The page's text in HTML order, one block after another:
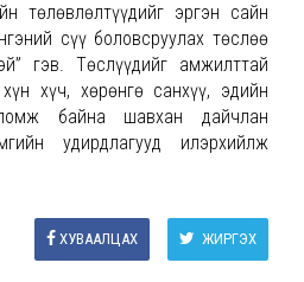
төлөвлөлтүүдийг эргэн сайн
сүү боловсруулах төслөө
гэв. Төслүүдийг амжилттай
хүч, хөрөнгө санхүү, эдийн
байна шавхан дайчлан
удирдлагууд илэрхийлж
ЖИРГЭХ
ХУВААЛЦАХ